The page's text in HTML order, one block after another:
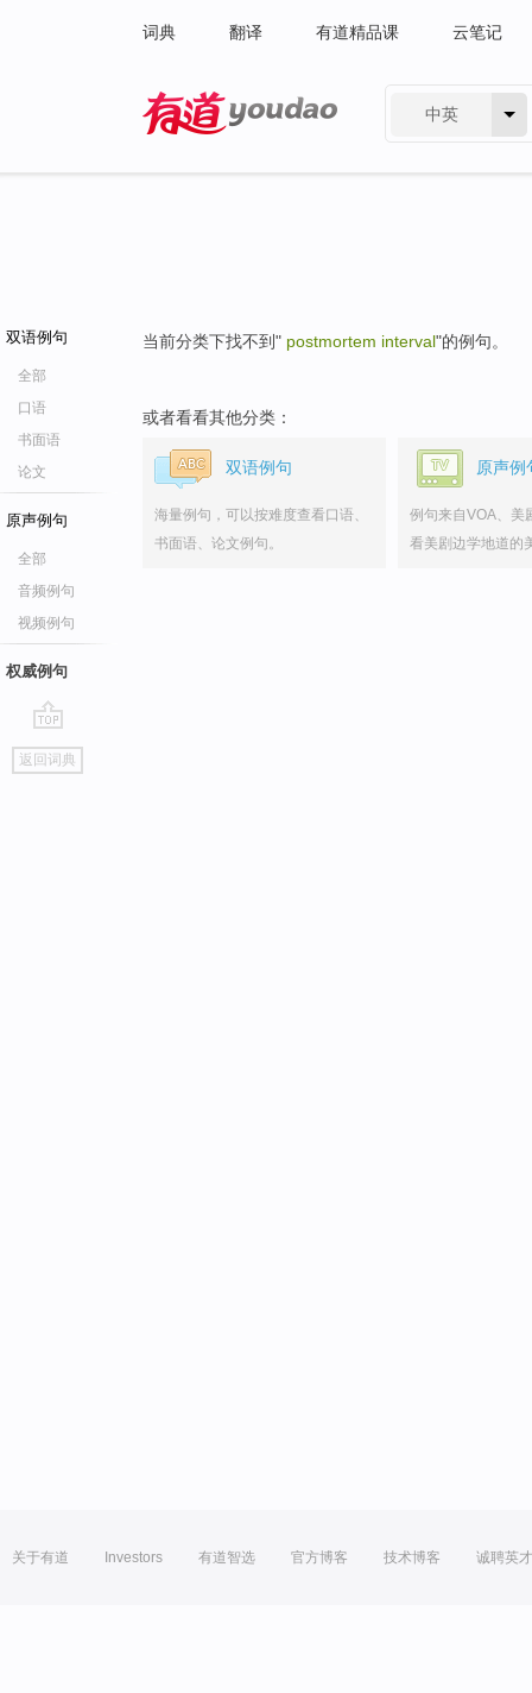
词典 翻译 有道精品课 云笔记
中英
双语例句
全部
口语
书面语
论文
原声例句
全部
音频例句
视频例句
权威例句
go
top
返回词典
当前分类下找不到" postmortem interval"的例句。
或者看看其他分类：
双语例句
海量例句，可以按难度查看口语、
书面语、论文例句。
原声例
例句来自VOA、美
看美剧边学地道的
关于有道 Investors 有道智选 官方博客 技术博客 诚聘英才